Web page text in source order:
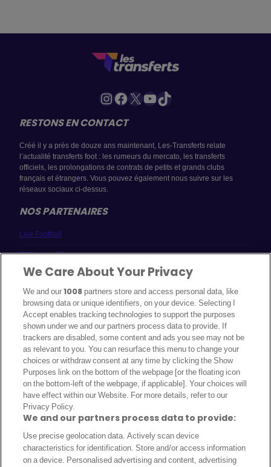
Instagram
Facebook
X YouTube
TikTok
RESTONS EN CONTACT
Créé il y a près de douze ans maintenant, Les-Transferts relate
l’actualité transferts foot : les rumeurs du mercato, les transferts
officiels, les prolongations de contrats de petits et grands clubs
français et étrangers. Vous pouvez également nous suivre sur les
réseaux sociaux ci-dessus.
NOS PARTENAIRES
Live Football
FCBayern-FR
Milan AC
Real France
A PROPOS
Politique de cookies
Qui sommes-nous ?
Auteurs
Politique éditoriale
Notice Légale
Politique de confidentialité
Contactez-nous
We Care About Your Privacy
We and our1008 partners store and access personal data, like
browsing data or unique identifiers, on your device. Selecting I
Accept enables tracking technologies to support the purposes
shown under we and our partners process data to provide. If
trackers are disabled, some content and ads you see may not be
as relevant to you. You can resurface this menu to change your
choices or withdraw consent at any time by clicking the Show
Purposes link on the bottom of the webpage [or the floating icon
on the bottom-left of the webpage, if applicable]. Your choices will
have effect within our Website. For more details, refer to our
Privacy Policy.
We and our partners process data to provide:
Use precise geolocation data. Actively scan device
characteristics for identification. Store and/or access information
on a device. Personalised advertising and content, advertising